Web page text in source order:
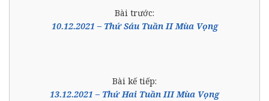
Bài trước:
10.12.2021 – Thứ Sáu Tuần II Mùa Vọng
Bài kế tiếp:
13.12.2021 – Thứ Hai Tuần III Mùa Vọng